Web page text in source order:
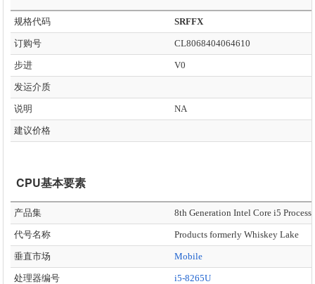
规格代码 SRFFX
订购号 CL8068404064610
步进 V0
发运介质
说明 NA
建议价格
CPU基本要素
产品集 8th Generation Intel Core i5
代号名称 Products formerly Whiskey Lake
垂直市场 Mobile
处理器编号 i5-8265U